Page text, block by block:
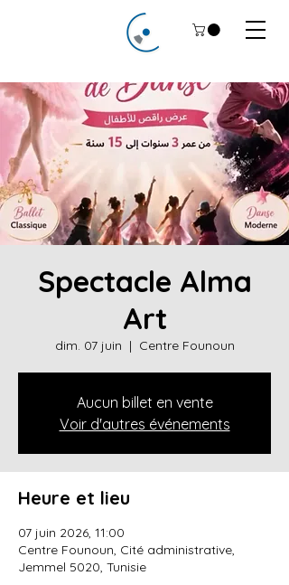
Spectacle Alma
Art
dim. 07 juin
  |
Centre Founoun
Aucun billet en vente
Voir d'autres événements
Heure et lieu
07 juin 2026, 11:00
Centre Founoun, Cité administrative,
Jemmel 5020, Tunisie